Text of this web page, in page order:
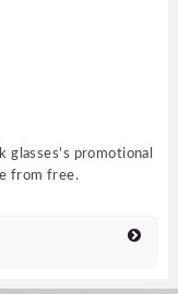
glasses's promotional
from free.